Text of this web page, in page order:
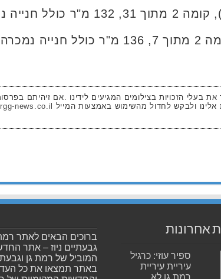
את בעלי הזכויות בצילומים המגיעים לידינו .אם זיהיתם
אלינו ולבקש לחדול מהשימוש באמצעות המייל news.co.il
אחרונות
ספיר עוזי: כרגיל
עיריית עיריית
רמת גן לא
ברוכים הבאים לאתר
גבעתיים ניוז – אתר
המוביל של רמת גן
באתר תמצאו את כל